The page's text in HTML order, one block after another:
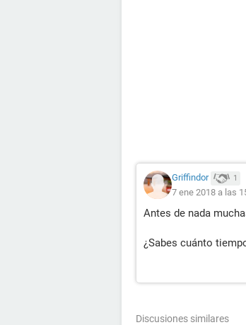
Griffindor 1
7 ene 2018 a las
Antes de nada
¿Sabes cuánto
Discusiones similares